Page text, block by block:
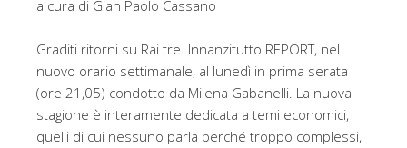
a cura di Gian Paolo Cassano
Graditi ritorni su Rai tre. Innanzitutto REPORT, nel
nuovo orario settimanale, al lunedì in prima serata
(ore 21,05) condotto da Milena Gabanelli. La nuova
stagione è interamente dedicata a temi economici,
quelli di cui nessuno parla perché troppo complessi,